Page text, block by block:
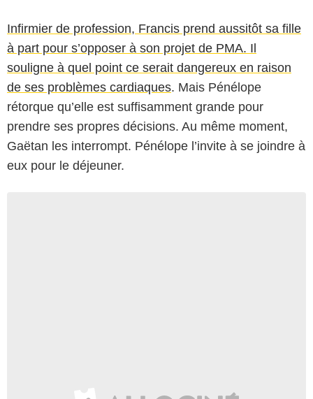
Infirmier de profession, Francis prend aussitôt sa fille
à part pour s’opposer à son projet de PMA. Il
souligne à quel point ce serait dangereux en raison
de ses problèmes cardiaques. Mais Pénélope
rétorque qu’elle est suffisamment grande pour
prendre ses propres décisions. Au même moment,
Gaëtan les interrompt. Pénélope l’invite à se joindre à
eux pour le déjeuner.